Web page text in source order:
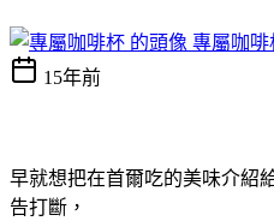
專屬咖啡
15年前
早就想把在首爾吃的美味介紹
告打斷，